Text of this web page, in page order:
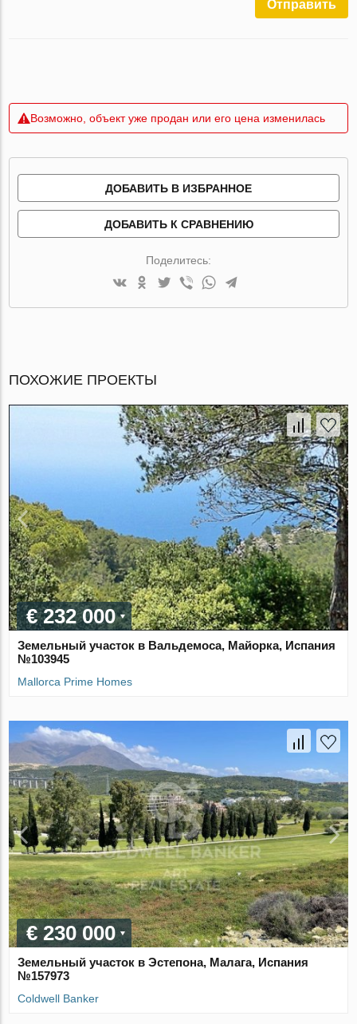
Отправить
Возможно, объект уже продан или его цена изменилась
ДОБАВИТЬ В ИЗБРАННОЕ
ДОБАВИТЬ К СРАВНЕНИЮ
Поделитесь:
ПОХОЖИЕ ПРОЕКТЫ
€ 232 000
Земельный участок в Вальдемоса, Майорка, Испания
№103945
Mallorca Prime Homes
€ 230 000
Земельный участок в Эстепона, Малага, Испания
№157973
Coldwell Banker